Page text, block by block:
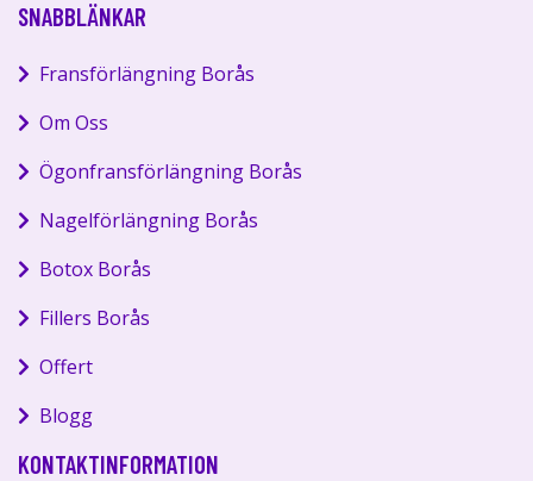
SNABBLÄNKAR
Fransförlängning Borås
Om Oss
Ögonfransförlängning Borås
Nagelförlängning Borås
Botox Borås
Fillers Borås
Offert
Blogg
KONTAKTINFORMATION